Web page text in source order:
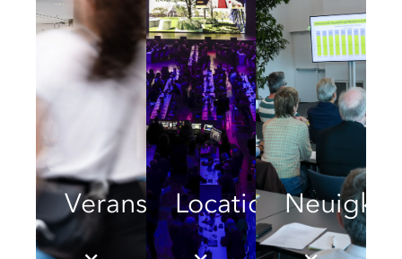
Veranstaltungen
Locations